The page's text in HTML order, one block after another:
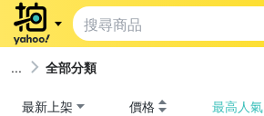
全部分類
最新上架 價格 最高人氣